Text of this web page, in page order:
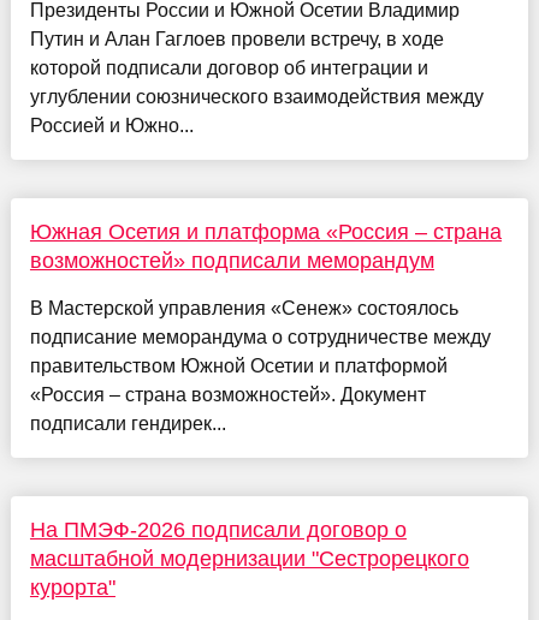
Президенты России и Южной Осетии Владимир
Путин и Алан Гаглоев провели встречу, в ходе
которой подписали договор об интеграции и
углублении союзнического взаимодействия между
Россией и Южно...
Южная Осетия и платформа «Россия – страна
возможностей» подписали меморандум
В Мастерской управления «Сенеж» состоялось
подписание меморандума о сотрудничестве между
правительством Южной Осетии и платформой
«Россия – страна возможностей». Документ
подписали гендирек...
На ПМЭФ-2026 подписали договор о
масштабной модернизации "Сестрорецкого
курорта"